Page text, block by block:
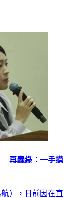
再轟綠：一手摸
），日前因在直